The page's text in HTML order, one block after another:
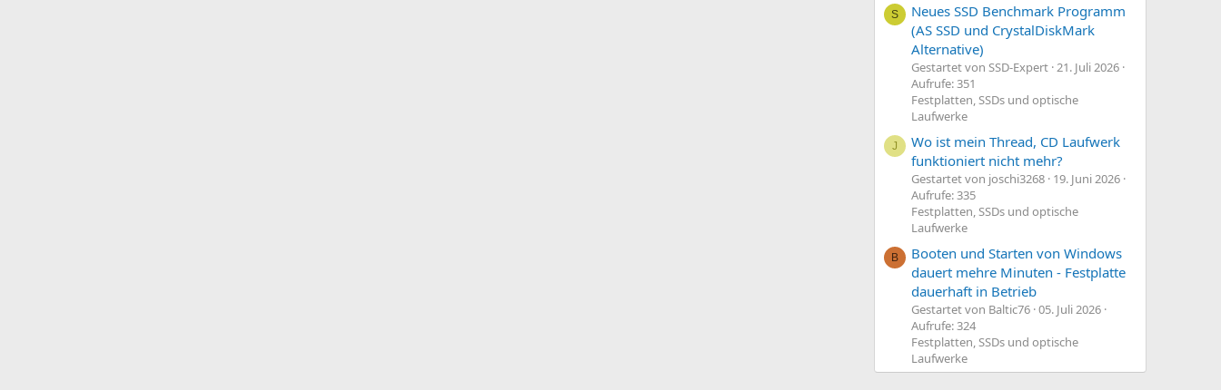
S
Neues SSD Benchmark Programm
(AS SSD und CrystalDiskMark
Alternative)
Gestartet von SSD-Expert 21. Juli 2026
Aufrufe: 351
Festplatten, SSDs und optische
Laufwerke
J
Wo ist mein Thread, CD Laufwerk
funktioniert nicht mehr?
Gestartet von joschi3268 19. Juni 2026
Aufrufe: 335
Festplatten, SSDs und optische
Laufwerke
B
Booten und Starten von Windows
dauert mehre Minuten - Festplatte
dauerhaft in Betrieb
Gestartet von Baltic76 05. Juli 2026
Aufrufe: 324
Festplatten, SSDs und optische
Laufwerke